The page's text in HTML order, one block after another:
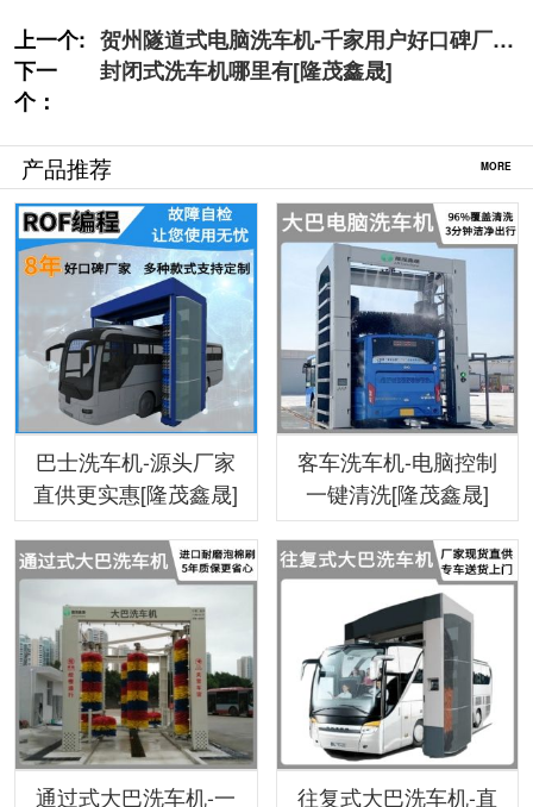
上一个: 贺州隧道式电脑洗车机-千家用户好口碑厂商
[隆茂鑫晟]
下一
个：
封闭式洗车机哪里有[隆茂鑫晟]
产品推荐 MORE
巴士洗车机-源头厂家
直供更实惠[隆茂鑫晟]
客车洗车机-电脑控制
一键清洗[隆茂鑫晟]
通过式大巴洗车机-一
往复式大巴洗车机-直